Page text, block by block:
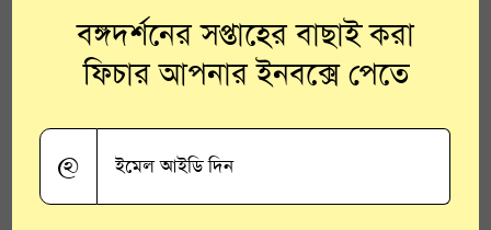
যেন একটা অন্য মাত্রা যোগ হল।
অর্থাৎ জমিদার মানেই তিনি দুষ্টু
প্রকৃতির, তাঁর বিরাট প্রতাপ – এর
বাইরে বেরিয়ে নিষ্ঠুরতার মধ্যেও
কোথাও একটা ভালোবাসার
বঙ্গদর্শনের সপ্তাহের বাছাই করা
ফিচার আপনার ইনবক্সে পেতে
@